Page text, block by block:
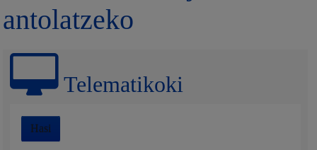
antolatzeko
Telematikoki
Hasi